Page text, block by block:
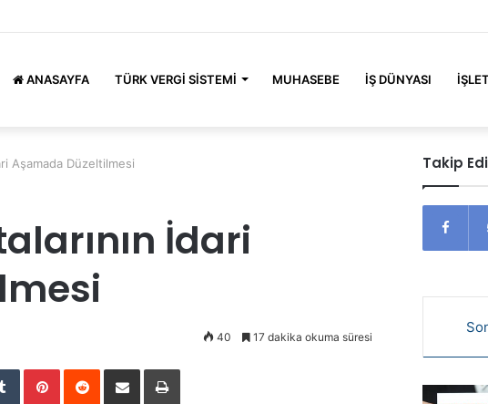
ANASAYFA TÜRK VERGI SISTEMI MUHASEBE İŞ DÜNYASI
Aşamada Düzeltilmesi
İdari
40 17 dakika okuma süresi
Tumblr Pinterest Reddit E-Posta ile paylaş
Takip